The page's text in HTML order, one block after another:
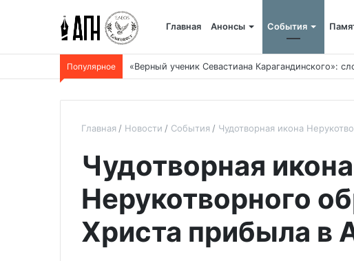
Главная Анонсы События
Популярное Боровое: когда и как все начиналось, и кто все
Главная Новости События Чудотворная икона
Чудотворная икона
Нерукотворного
Христа прибыла в